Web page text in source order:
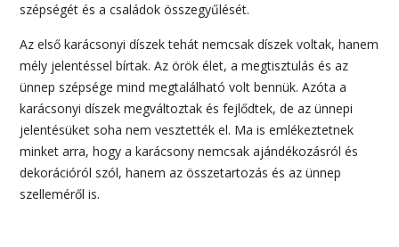
szépségét és a családok összegyűlését.
Az első karácsonyi díszek tehát nemcsak díszek voltak, hanem
mély jelentéssel bírtak. Az örök élet, a megtisztulás és az
ünnep szépsége mind megtalálható volt bennük. Azóta a
karácsonyi díszek megváltoztak és fejlődtek, de az ünnepi
jelentésüket soha nem vesztették el. Ma is emlékeztetnek
minket arra, hogy a karácsony nemcsak ajándékozásról és
dekorációról szól, hanem az összetartozás és az ünnep
szelleméről is.